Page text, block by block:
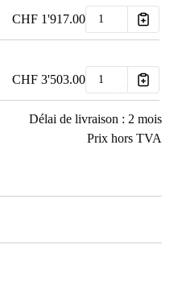
CHF 1'917.00
CHF 3'503.00
Délai de livraison : 2 mois
Prix hors TVA